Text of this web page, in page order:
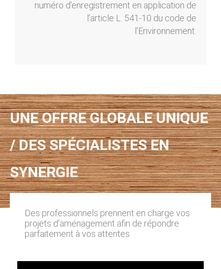
numéro d’enregistrement en application de
l’article L. 541-10 du code de
l’Environnement.
UNE OFFRE GLOBALE UNIQUE
/ DES SPÉCIALISTES EN
SYNERGIE
Des professionnels prennent en charge vos
projets d'aménagement afin de répondre
parfaitement à vos attentes.